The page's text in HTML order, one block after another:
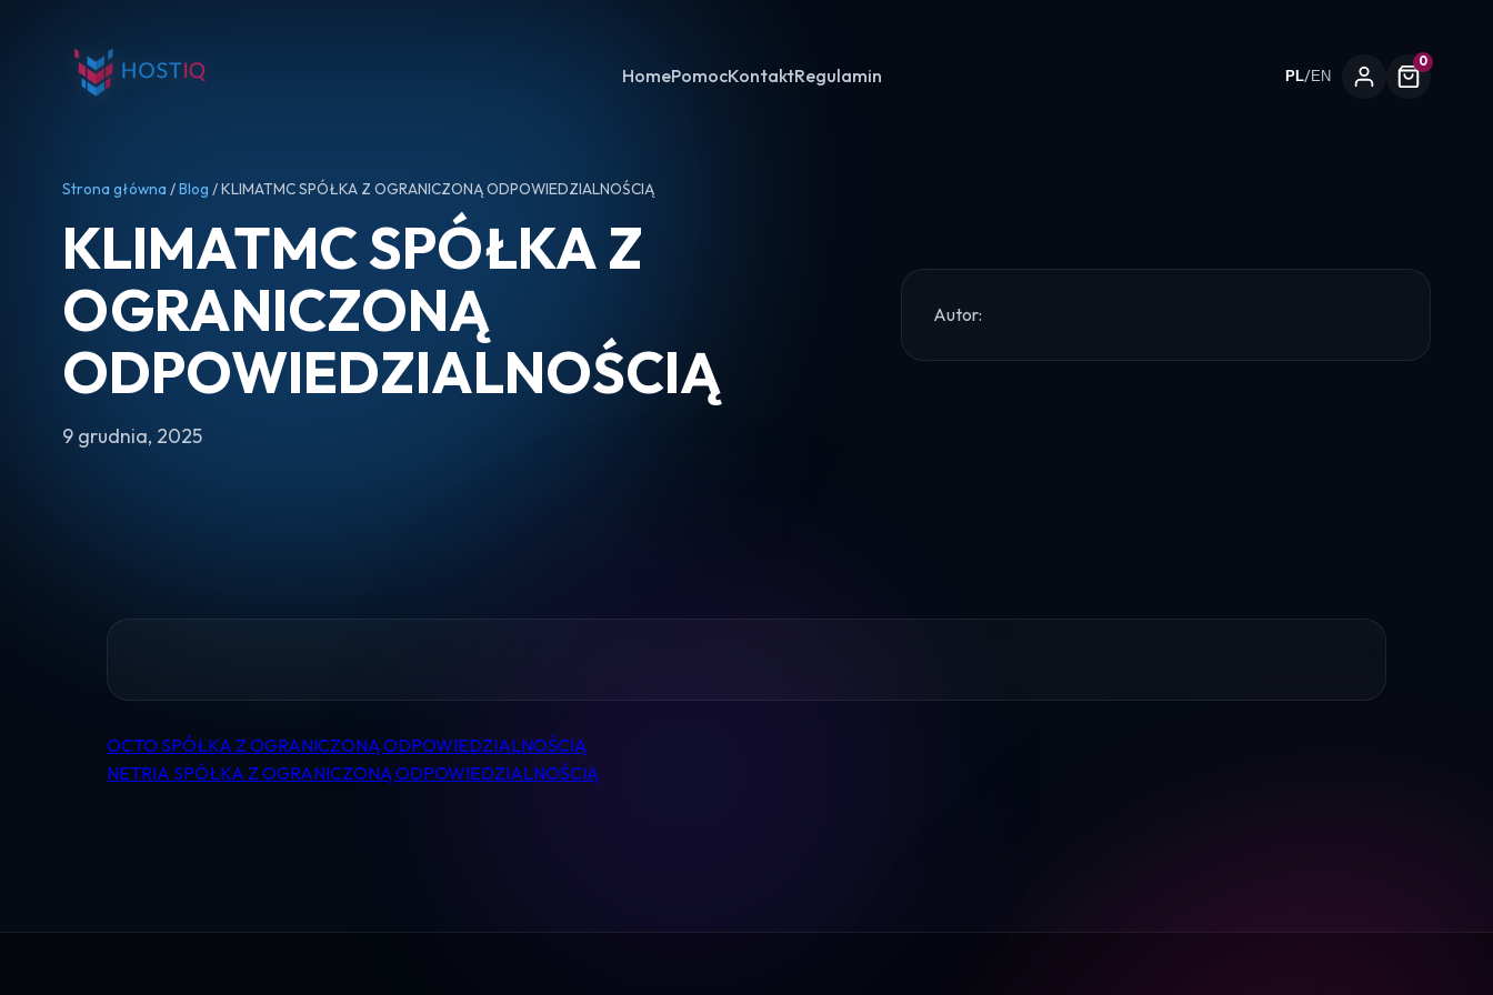
HomePomocKontaktRegulamin PL/EN
0
Strona główna /Blog / KLIMATMC SPÓŁKA Z OGRANICZONĄ ODPOWIEDZIALNOŚCIĄ
KLIMATMC SPÓŁKA Z
OGRANICZONĄ
ODPOWIEDZIALNOŚCIĄ
9 grudnia, 2025
Autor:
Nawigacja
OCTO SPÓŁKA Z OGRANICZONĄ ODPOWIEDZIALNOŚCIĄ
NETRIA SPÓŁKA Z OGRANICZONĄ ODPOWIEDZIALNOŚCIĄ